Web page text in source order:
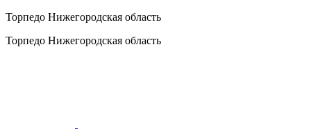
Торпедо Нижегородская область
Торпедо Нижегородская область